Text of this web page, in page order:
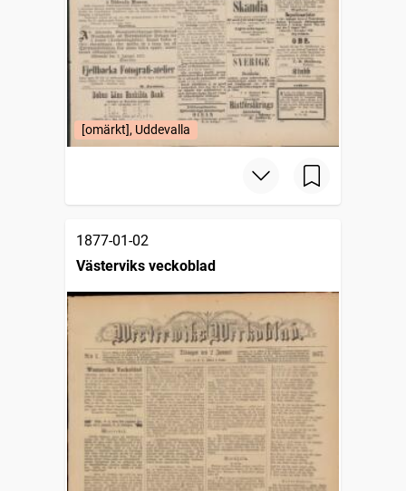
[omärkt], Uddevalla
1877-01-02
Västerviks veckoblad